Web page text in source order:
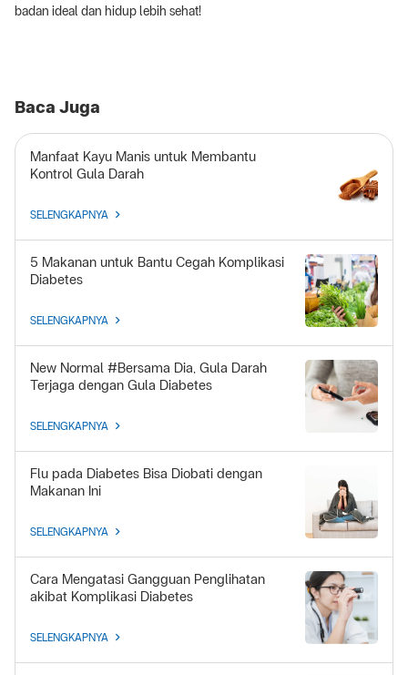
badan ideal dan hidup lebih sehat!
Baca Juga
Manfaat Kayu Manis untuk Membantu
Kontrol Gula Darah
SELENGKAPNYA
5 Makanan untuk Bantu Cegah Komplikasi
Diabetes
SELENGKAPNYA
New Normal #Bersama Dia, Gula Darah
Terjaga dengan Gula Diabetes
SELENGKAPNYA
Flu pada Diabetes Bisa Diobati dengan
Makanan Ini
SELENGKAPNYA
Cara Mengatasi Gangguan Penglihatan
akibat Komplikasi Diabetes
SELENGKAPNYA